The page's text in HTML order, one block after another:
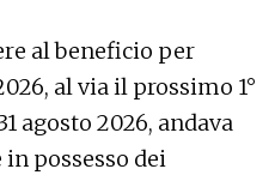
al beneficio per
al via il prossimo 1°
agosto 2026, andava
possesso dei